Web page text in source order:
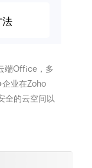
法
端Office，多
业在Zoho
全的云空间以